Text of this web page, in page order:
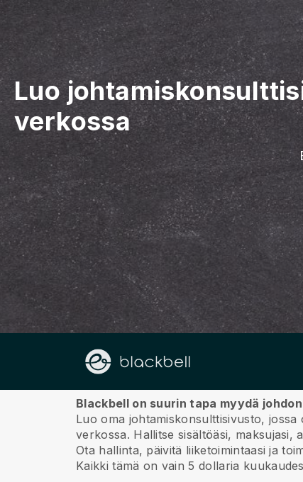
Luo
verkossa
Meistä
Blackbell on suurin tapa myydä
Luo oma johtamiskonsulttisivusto,
verkossa. Hallitse sisältöäsi, maksujasi,
Ota hallinta, päivitä liiketoimintaasi ja
Kaikki tämä on vain 5 dollaria